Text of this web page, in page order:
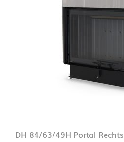
DH 84/63/49H Portal Rechts